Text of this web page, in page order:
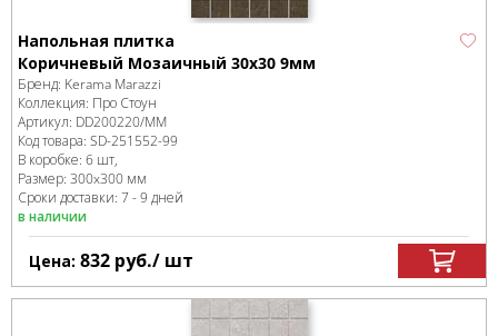
Напольная плитка
Коричневый Мозаичный 30x30 9мм
Бренд: Kerama Marazzi
Коллекция: Про Стоун
Артикул: DD200220/MM
Код товара: SD-251552-99
В коробке: 6 шт,
Размер: 300x300 мм
Сроки доставки: 7 - 9 дней
в наличии
Цена: 832 руб./ шт